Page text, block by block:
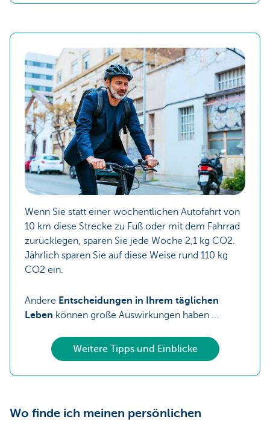
Wenn Sie statt einer wöchentlichen Autofahrt von
10 km diese Strecke zu Fuß oder mit dem Fahrrad
zurücklegen, sparen Sie jede Woche 2,1 kg CO2.
Jährlich sparen Sie auf diese Weise rund 110 kg
CO2 ein.
Andere Entscheidungen in Ihrem täglichen
Leben können große Auswirkungen haben ...
Weitere Tipps und Einblicke
Wo finde ich meinen persönlichen